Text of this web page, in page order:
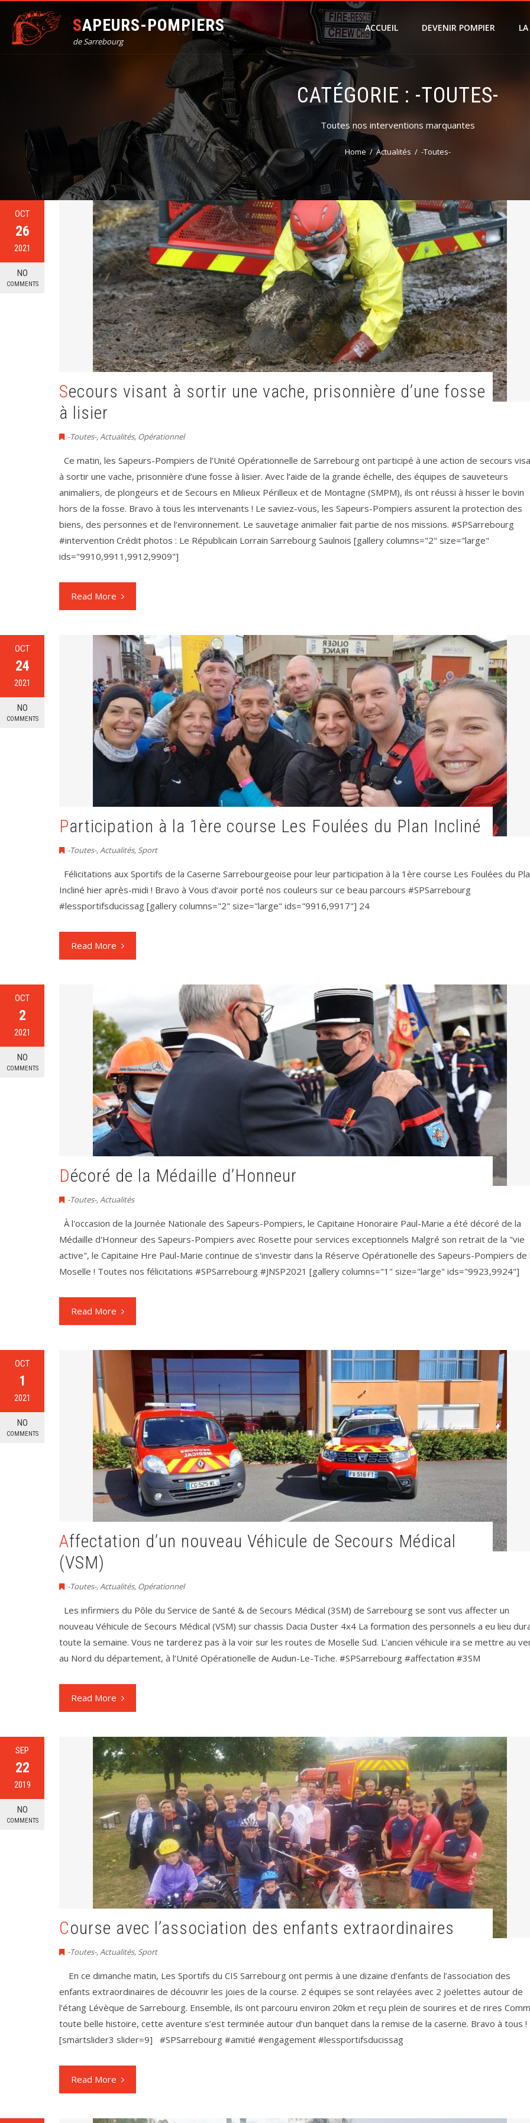
SAPEURS-POMPIERS
de Sarrebourg
ACCUEIL DEVENIR POMPIER
CATÉGORIE : -TOUTES-
Toutes nos interventions marquantes
Home Actualités -Toutes-
OCT
26
2021
NO
COMMENTS
Secours visant à sortir une vache, prisonnière d’une fosse
à lisier
-Toutes-,Actualités, Opérationnel
Ce matin, les Sapeurs-Pompiers de l’Unité Opérationnelle de Sarrebourg ont participé à une action de secours
à sortir une vache, prisonnière d’une fosse à lisier. Avec l’aide de la grande échelle, des équipes de sauveteurs
animaliers, de plongeurs et de Secours en Milieux Périlleux et de Montagne (SMPM), ils ont réussi à hisser le bovin
hors de la fosse. Bravo à tous les intervenants ! Le saviez-vous, les Sapeurs-Pompiers assurent la protection des
biens, des personnes et de l’environnement. Le sauvetage animalier fait partie de nos missions. #SPSarrebourg
#intervention Crédit photos : Le Républicain Lorrain Sarrebourg Saulnois [gallery columns="2" size="large"
ids="9910,9911,9912,9909"]
Read More
OCT
24
2021
NO
COMMENTS
Participation à la 1ère course Les Foulées du Plan Incliné
-Toutes-,Actualités, Sport
Félicitations aux Sportifs de la Caserne Sarrebourgeoise pour leur participation à la 1ère course Les Foulées du
Incliné hier après-midi ! Bravo à Vous d‘avoir porté nos couleurs sur ce beau parcours #SPSarrebourg
#lessportifsducissag [gallery columns="2" size="large" ids="9916,9917"] 24
Read More
OCT
2
2021
NO
COMMENTS
Décoré de la Médaille d’Honneur
-Toutes-,Actualités
À l'occasion de la Journée Nationale des Sapeurs-Pompiers, le Capitaine Honoraire Paul-Marie a été décoré de la
Médaille d'Honneur des Sapeurs-Pompiers avec Rosette pour services exceptionnels Malgré son retrait de la "vie
active", le Capitaine Hre Paul-Marie continue de s'investir dans la Réserve Opérationelle des Sapeurs-Pompiers de
Moselle ! Toutes nos félicitations #SPSarrebourg #JNSP2021 [gallery columns="1" size="large" ids="9923,9924"]
Read More
OCT
1
2021
NO
COMMENTS
Affectation d’un nouveau Véhicule de Secours Médical
(VSM)
-Toutes-,Actualités, Opérationnel
Les infirmiers du Pôle du Service de Santé & de Secours Médical (3SM) de Sarrebourg se sont vus affecter un
nouveau Véhicule de Secours Médical (VSM) sur chassis Dacia Duster 4x4 La formation des personnels a eu lieu
toute la semaine. Vous ne tarderez pas à la voir sur les routes de Moselle Sud. L’ancien véhicule ira se mettre au
au Nord du département, à l’Unité Opérationelle de Audun-Le-Tiche. #SPSarrebourg #affectation #3SM
Read More
SEP
22
2019
NO
COMMENTS
Course avec l’association des enfants extraordinaires
-Toutes-,Actualités, Sport
En ce dimanche matin, Les Sportifs du CIS Sarrebourg ont permis à une dizaine d’enfants de l’association des
enfants extraordinaires de découvrir les joies de la course. 2 équipes se sont relayées avec 2 joëlettes autour de
l’étang Lévèque de Sarrebourg. Ensemble, ils ont parcouru environ 20km et reçu plein de sourires et de rires
toute belle histoire, cette aventure s’est terminée autour d’un banquet dans la remise de la caserne. Bravo à tous
[smartslider3 slider=9] #SPSarrebourg #amitié #engagement #lessportifsducissag
Read More